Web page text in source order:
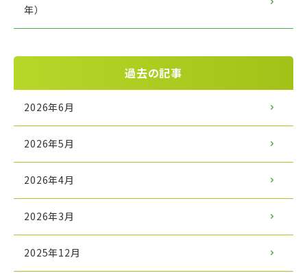
年）
過去の記事
2026年6月
2026年5月
2026年4月
2026年3月
2025年12月